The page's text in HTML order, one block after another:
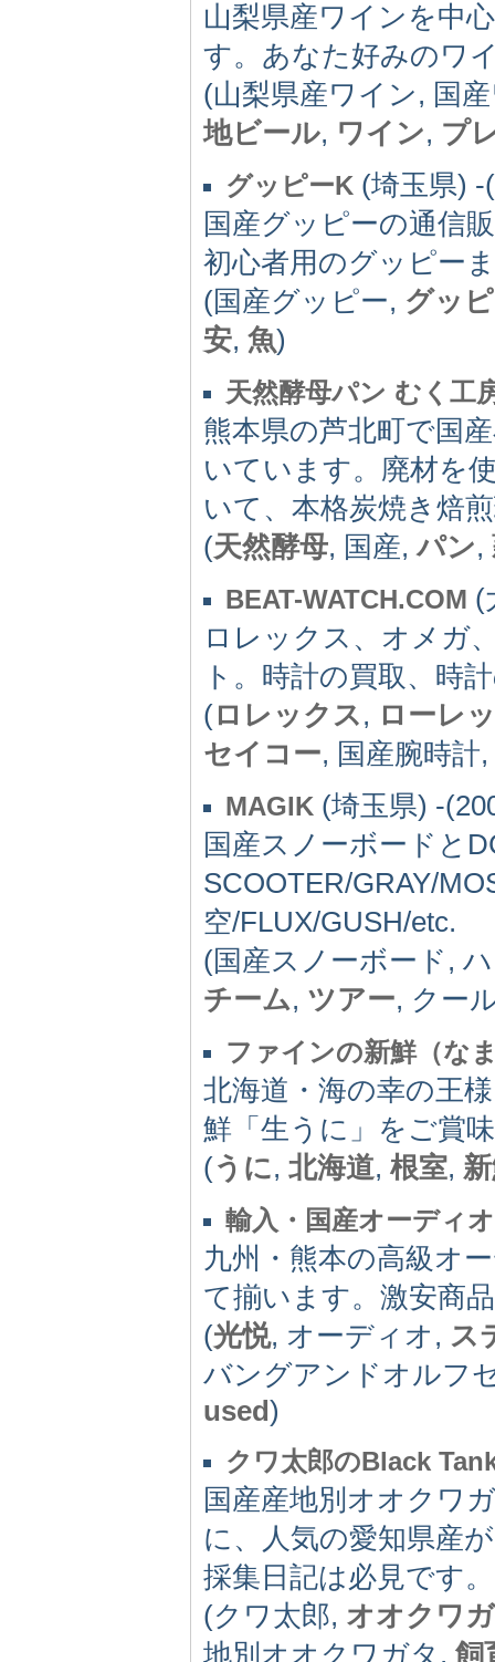
山梨県産ワインを中
す。あなた好みのワ
(山梨県産ワイン, 国
地ビール, ワイン, プ
グッピーK (埼玉県) -
国産グッピーの通信
初心者用のグッピー
(国産グッピー, グッ
安, 魚)
天然酵母パン むく工
熊本県の芦北町で国
いています。廃材を
いて、本格炭焼き焙
(天然酵母, 国産,パン,
BEAT-WATCH.COM (
ロレックス、オメガ
ト。時計の買取、時
(ロレックス, ローレ
セイコー, 国産腕時計,
MAGIK (埼玉県) -
国産スノーボードと
SCOOTER/GRAY/
空/FLUX/GUSH/etc.
(国産スノーボード,
チーム, ツアー, クー
ファインの新鮮（な
北海道・海の幸の王
鮮「生うに」をご賞
(うに, 北海道, 根室,
輸入・国産オーディ
九州・熊本の高級オ
て揃います。激安商
(光悦, オーディオ, ス
バングアンドオルフ
used)
クワ太郎のBlack
国産産地別オオクワ
に、人気の愛知県産
採集日記は必見です。
(クワ太郎, オオクワ
地別オオクワガタ, 飼